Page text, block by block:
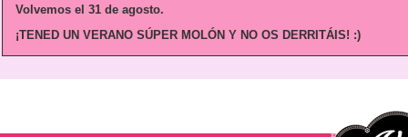
Volvemos el 31 de agosto.
¡TENED UN VERANO SÚPER MOLÓN Y NO OS DERRITÁIS! :)